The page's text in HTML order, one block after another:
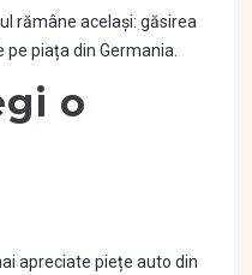
rămâne același: găsirea
piața din Germania.
o
apreciate piețe auto din